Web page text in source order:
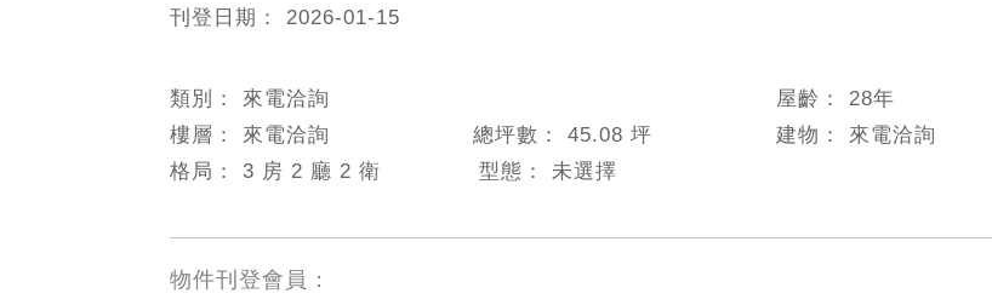
刊登日期： 2026-01-15
類別： 來電洽詢 屋齡： 28年
樓層： 來電洽詢 總坪數：45.08 坪 建物： 來電洽詢
格局：3 房 2 廳 2 衛 型態：未選擇
物件刊登會員：